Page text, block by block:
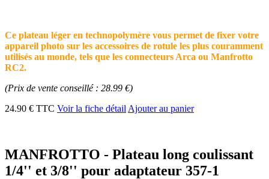
Ce plateau léger en technopolymère vous permet de fixer votre
appareil photo sur les accessoires de rotule les plus couramment
utilisés au monde, tels que les connecteurs Arca ou Manfrotto
RC2.
(Prix de vente conseillé : 28.99 €)
24.90 € TTC Voir la fiche détail Ajouter au panier
MANFROTTO - Plateau long coulissant
1/4'' et 3/8'' pour adaptateur 357-1